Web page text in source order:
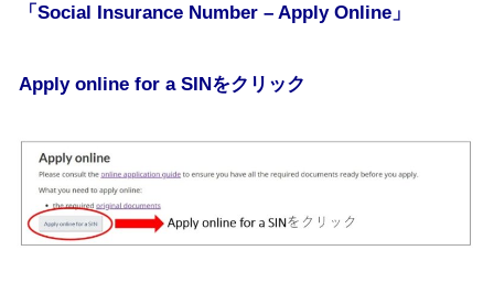
「Social Insurance Number – Apply Online」
Apply online for a SINをクリック